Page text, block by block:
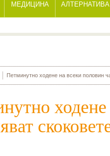
МЕДИЦИНА АЛТЕРНАТИВА
Петминутно ходене на всеки половин